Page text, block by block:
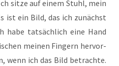
sit­ze auf einem Stuhl, mein
ist ein Bild, das ich zunächst
habe tat­säch­lich eine Hand
mei­nen Fin­gern her­vor­
wenn ich das Bild betrach­te.